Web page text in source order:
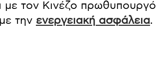
με τον Κινέζο πρωθυπουργό
την ενεργειακή ασφάλεια.